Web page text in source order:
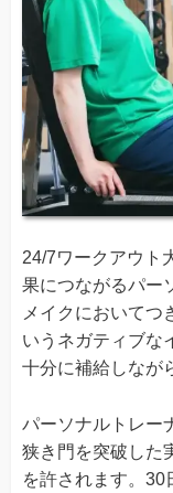
24/7ワークアウト
果につながるパー
メイクにおいてつ
いうネガティブな
十分に補給しなが
パーソナルトレー
狭き門を突破した
を許されます。30